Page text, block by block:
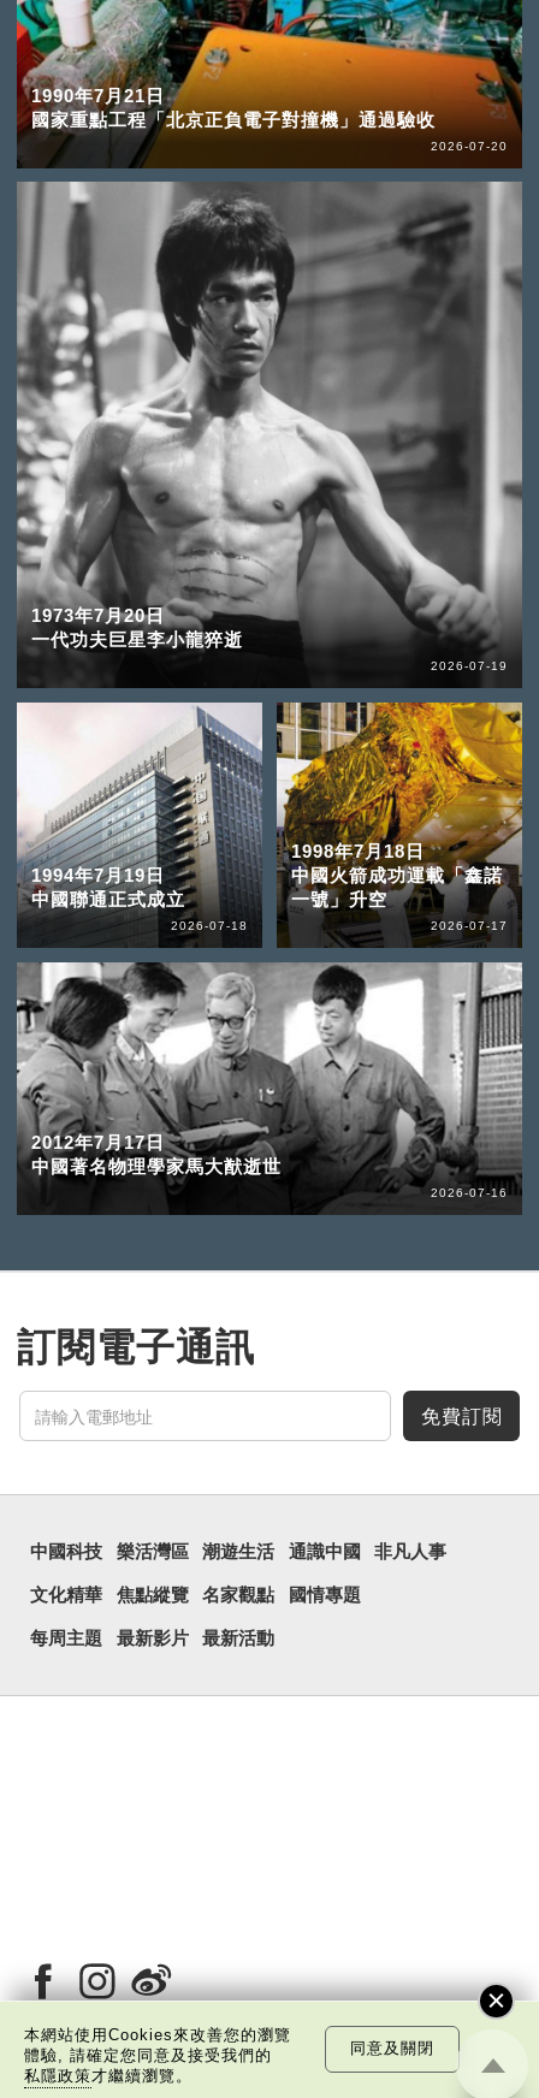
1990年7月21日
國家重點工程「北京正負電子對撞機」通過驗收
2026-07-20
1973年7月20日
一代功夫巨星李小龍猝逝
2026-07-19
1994年7月19日
中國聯通正式成立
2026-07-18
1998年7月18日
中國火箭成功運載「鑫諾
一號」升空
2026-07-17
2012年7月17日
中國著名物理學家馬大猷逝世
2026-07-16
訂閱電子通訊
免費訂閱
中國科技 樂活灣區 潮遊生活 通識中國 非凡人事
文化精華 焦點縱覽 名家觀點 國情專題
每周主題 最新影片 最新活動
關於我們
本網站使用Cookies來改善您的瀏覽
體驗, 請確定您同意及接受我們的
私隱政策才繼續瀏覽。
同意及關閉